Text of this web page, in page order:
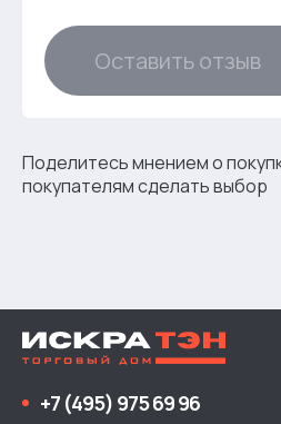
Оставить отзыв
Поделитесь мнением о
покупателям сделать выбор
+7 (495) 975 69 96